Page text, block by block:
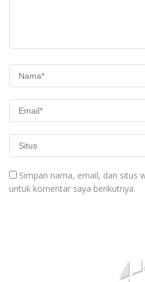
Simpan nama, email, dan situs
untuk komentar saya berikutnya.